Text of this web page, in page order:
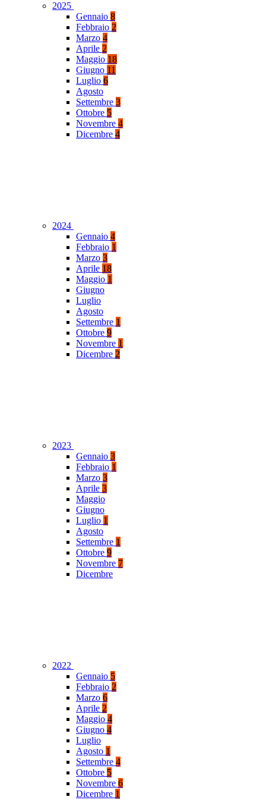
2025
Gennaio 8
Febbraio 2
Marzo 4
Aprile 2
Maggio 18
Giugno 11
Luglio 6
Agosto
Settembre 3
Ottobre 5
Novembre 4
Dicembre 4
2024
Gennaio 4
Febbraio 1
Marzo 3
Aprile 18
Maggio 1
Giugno
Luglio
Agosto
Settembre 1
Ottobre 9
Novembre 1
Dicembre 2
2023
Gennaio 3
Febbraio 1
Marzo 3
Aprile 3
Maggio
Giugno
Luglio 1
Agosto
Settembre 1
Ottobre 9
Novembre 7
Dicembre
2022
Gennaio 5
Febbraio 2
Marzo 6
Aprile 2
Maggio 4
Giugno 4
Luglio
Agosto 1
Settembre 4
Ottobre 5
Novembre 6
Dicembre 1